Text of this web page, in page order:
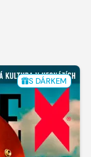
S DÁRKEM